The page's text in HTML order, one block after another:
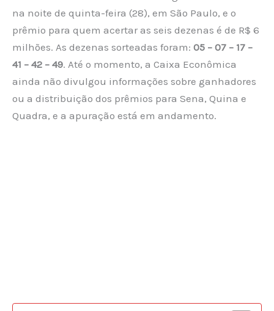
na noite de quinta-feira (28), em São Paulo, e o
prêmio para quem acertar as seis dezenas é de R$ 6
milhões. As dezenas sorteadas foram: 05 – 07 – 17 –
41 – 42 – 49. Até o momento, a Caixa Econômica
ainda não divulgou informações sobre ganhadores
ou a distribuição dos prêmios para Sena, Quina e
Quadra, e a apuração está em andamento.